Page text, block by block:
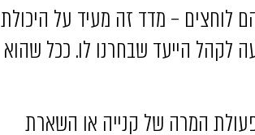
לוחצים – מדד זה מעיד על היכולת
הייעד שבחרנו לו. ככל שהוא
המרה של קנייה או השארת